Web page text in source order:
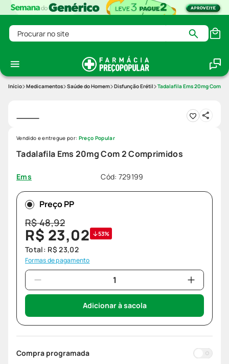
Procurar no site
Medicamentos Saúde do Homem Disfunção Erétil Tadalafila Ems 20mg Com 2
Tadalafila Ems 20mg Com 2 Comprimidos
Ems Cód: 729199
Vendido e entregue por: Preço Popular
Preço PP
R$48,92
R$ 23,02 53%
Total: R$ 23,02
Formas de pagamento
Adicionar à sacola
Compra programada